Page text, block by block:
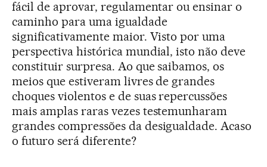
fácil de aprovar, regulamentar ou ensinar o
caminho para uma igualdade
significativamente maior. Visto por uma
perspectiva histórica mundial, isto não deve
constituir surpresa. Ao que saibamos, os
meios que estiveram livres de grandes
choques violentos e de suas repercussões
mais amplas raras vezes testemunharam
grandes compressões da desigualdade. Acaso
o futuro será diferente?